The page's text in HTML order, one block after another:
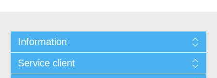
Information
Service client